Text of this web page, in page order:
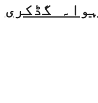
گڈکری